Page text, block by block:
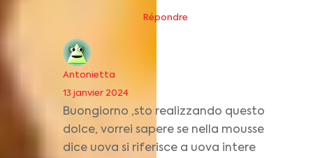
Répondre
Antonietta
13 janvier 2024
Buongiorno ,sto realizzando questo
dolce, vorrei sapere se nella mousse
dice uova si riferisce a uova intere